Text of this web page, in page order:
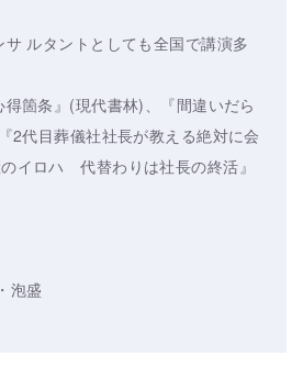
ルタントとしても全国で講演多
箇条』(現代書林)、『間違いだら
2代目葬儀社社長が教える絶対に会
イロハ 代替わりは社長の終活』
泡盛